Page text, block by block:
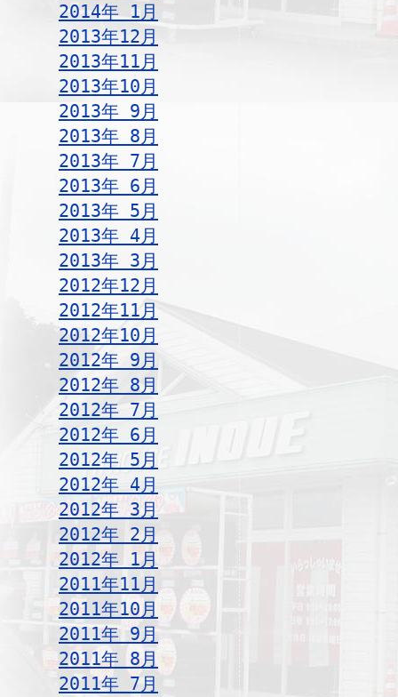
2014年 1月
2013年12月
2013年11月
2013年10月
2013年 9月
2013年 8月
2013年 7月
2013年 6月
2013年 5月
2013年 4月
2013年 3月
2012年12月
2012年11月
2012年10月
2012年 9月
2012年 8月
2012年 7月
2012年 6月
2012年 5月
2012年 4月
2012年 3月
2012年 2月
2012年 1月
2011年11月
2011年10月
2011年 9月
2011年 8月
2011年 7月